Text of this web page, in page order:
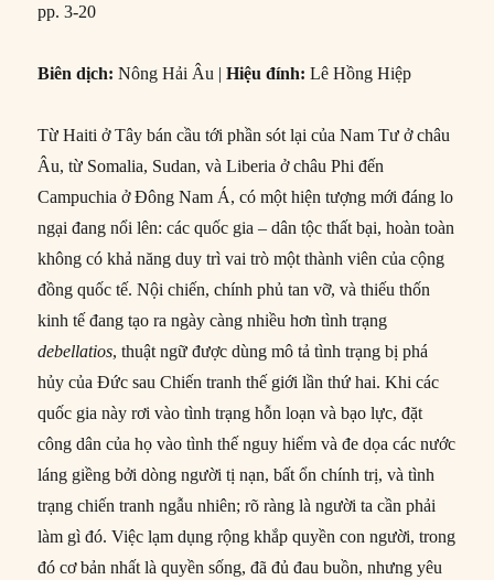
pp. 3-20
Biên dịch: Nông Hải Âu |Hiệu đính: Lê Hồng Hiệp
Từ Haiti ở Tây bán cầu tới phần sót lại của Nam Tư ở châu
Âu, từ Somalia, Sudan, và Liberia ở châu Phi đến
Campuchia ở Đông Nam Á, có một hiện tượng mới đáng lo
ngại đang nổi lên: các quốc gia – dân tộc thất bại, hoàn toàn
không có khả năng duy trì vai trò một thành viên của cộng
đồng quốc tế. Nội chiến, chính phủ tan vỡ, và thiếu thốn
kinh tế đang tạo ra ngày càng nhiều hơn tình trạng
debellatios, thuật ngữ được dùng mô tả tình trạng bị phá
hủy của Đức sau Chiến tranh thế giới lần thứ hai. Khi các
quốc gia này rơi vào tình trạng hỗn loạn và bạo lực, đặt
công dân của họ vào tình thế nguy hiểm và đe dọa các nước
láng giềng bởi dòng người tị nạn, bất ổn chính trị, và tình
trạng chiến tranh ngẫu nhiên; rõ ràng là người ta cần phải
làm gì đó. Việc lạm dụng rộng khắp quyền con người, trong
đó cơ bản nhất là quyền sống, đã đủ đau buồn, nhưng yêu